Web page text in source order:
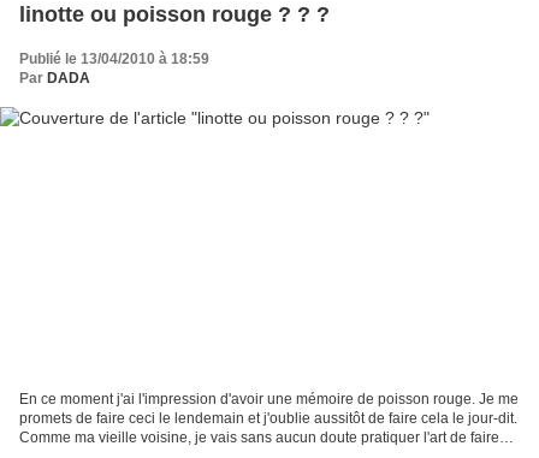
linotte ou poisson rouge ? ? ?
Publié le 13/04/2010 à 18:59
Par DADA
En ce moment j'ai l'impression d'avoir une mémoire de poisson rouge. Je me
promets de faire ceci le lendemain et j'oublie aussitôt de faire cela le jour-dit.
Comme ma vieille voisine, je vais sans aucun doute pratiquer l'art de faire